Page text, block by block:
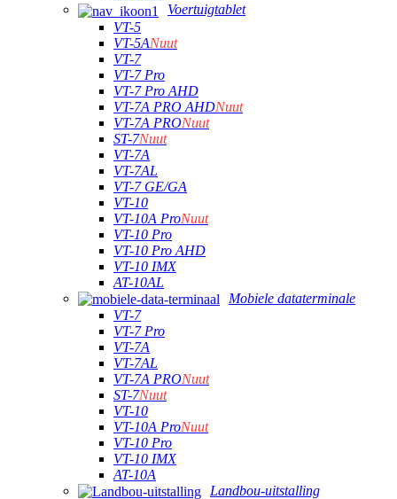
Voertuigtablet
VT-5
VT-5ANuut
VT-7
VT-7 Pro
VT-7 Pro AHD
VT-7A PRO AHDNuut
VT-7A PRONuut
ST-7Nuut
VT-7A
VT-7AL
VT-7 GE/GA
VT-10
VT-10A ProNuut
VT-10 Pro
VT-10 Pro AHD
VT-10 IMX
AT-10AL
Mobiele dataterminale
VT-7
VT-7 Pro
VT-7A
VT-7AL
VT-7A PRONuut
ST-7Nuut
VT-10
VT-10A ProNuut
VT-10 Pro
VT-10 IMX
AT-10A
Landbou-uitstalling